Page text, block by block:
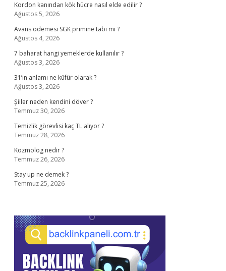
Kordon kanından kök hücre nasıl elde edilir ?
Ağustos 5, 2026
Avans ödemesi SGK primine tabi mi ?
Ağustos 4, 2026
7 baharat hangi yemeklerde kullanılır ?
Ağustos 3, 2026
31’in anlamı ne küfür olarak ?
Ağustos 3, 2026
Şiiler neden kendini döver ?
Temmuz 30, 2026
Temizlik görevlisi kaç TL alıyor ?
Temmuz 28, 2026
Kozmolog nedir ?
Temmuz 26, 2026
Stay up ne demek ?
Temmuz 25, 2026